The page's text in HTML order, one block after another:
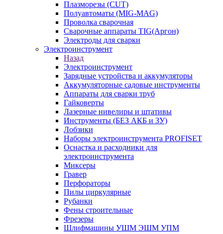
Плазморезы (CUT)
Полуавтоматы (МIG-MAG)
Проволка сварочная
Сварочные аппараты TIG(Аргон)
Электроды для сварки
Электроинструмент
Назад
Электроинструмент
Зарядные устройства и аккумуляторы
Аккумуляторные садовые инструменты
Аппараты для сварки труб
Гайковерты
Лазерные нивелиры и штативы
Инструменты (БЕЗ АКБ и ЗУ)
Лобзики
Наборы электроинструмента PROFISET
Оснастка и расходники для
электроинструмента
Миксеры
Гравер
Перфораторы
Пилы циркулярные
Рубанки
Фены строительные
Фрезеры
Шлифмашины УШМ ЭШМ УПМ